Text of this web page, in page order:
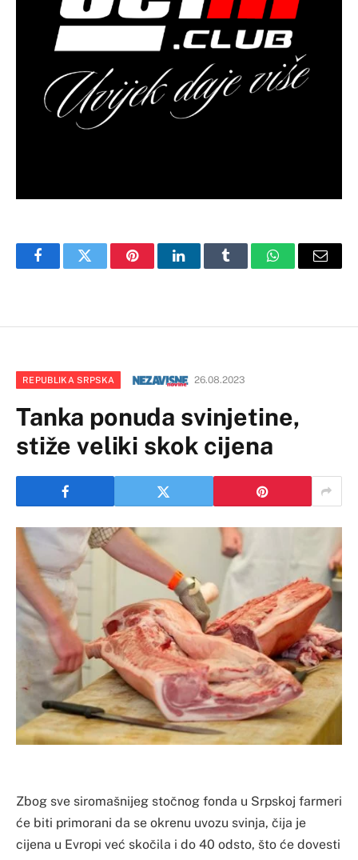
FacebookTwitter PinterestLinkedInTumblr WhatsAppEmail
REPUBLIKA SRPSKA 26.08.2023
Tanka ponuda svinjetine,
stiže veliki skok cijena
Zbog sve siromašnijeg stočnog fonda u Srpskoj farmeri
će biti primorani da se okrenu uvozu svinja, čija je
cijena u Evropi već skočila i do 40 odsto, što će dovesti